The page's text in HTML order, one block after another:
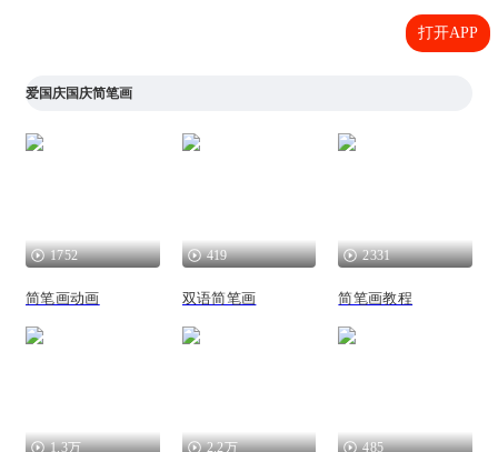
打开APP
爱国庆国庆简笔画
1752
简笔画动画
419
双语简笔画
2331
简笔画教程
1.3万 2.2万 485